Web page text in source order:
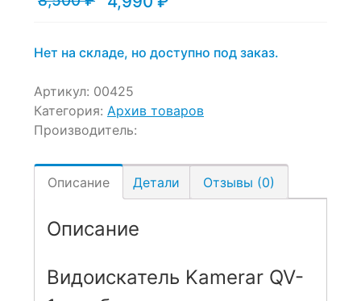
8,500 ₽.
Нет на складе, но доступно под заказ.
Артикул: 00425
Категория: Архив товаров
Производитель:
Описание Детали Отзывы (0)
Описание
Видоискатель Kamerar QV-